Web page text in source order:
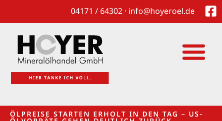
04171 / 64302 · info@hoyeroel.de
ÖLPREISE STARTEN ERHOLT IN DEN TAG – US-